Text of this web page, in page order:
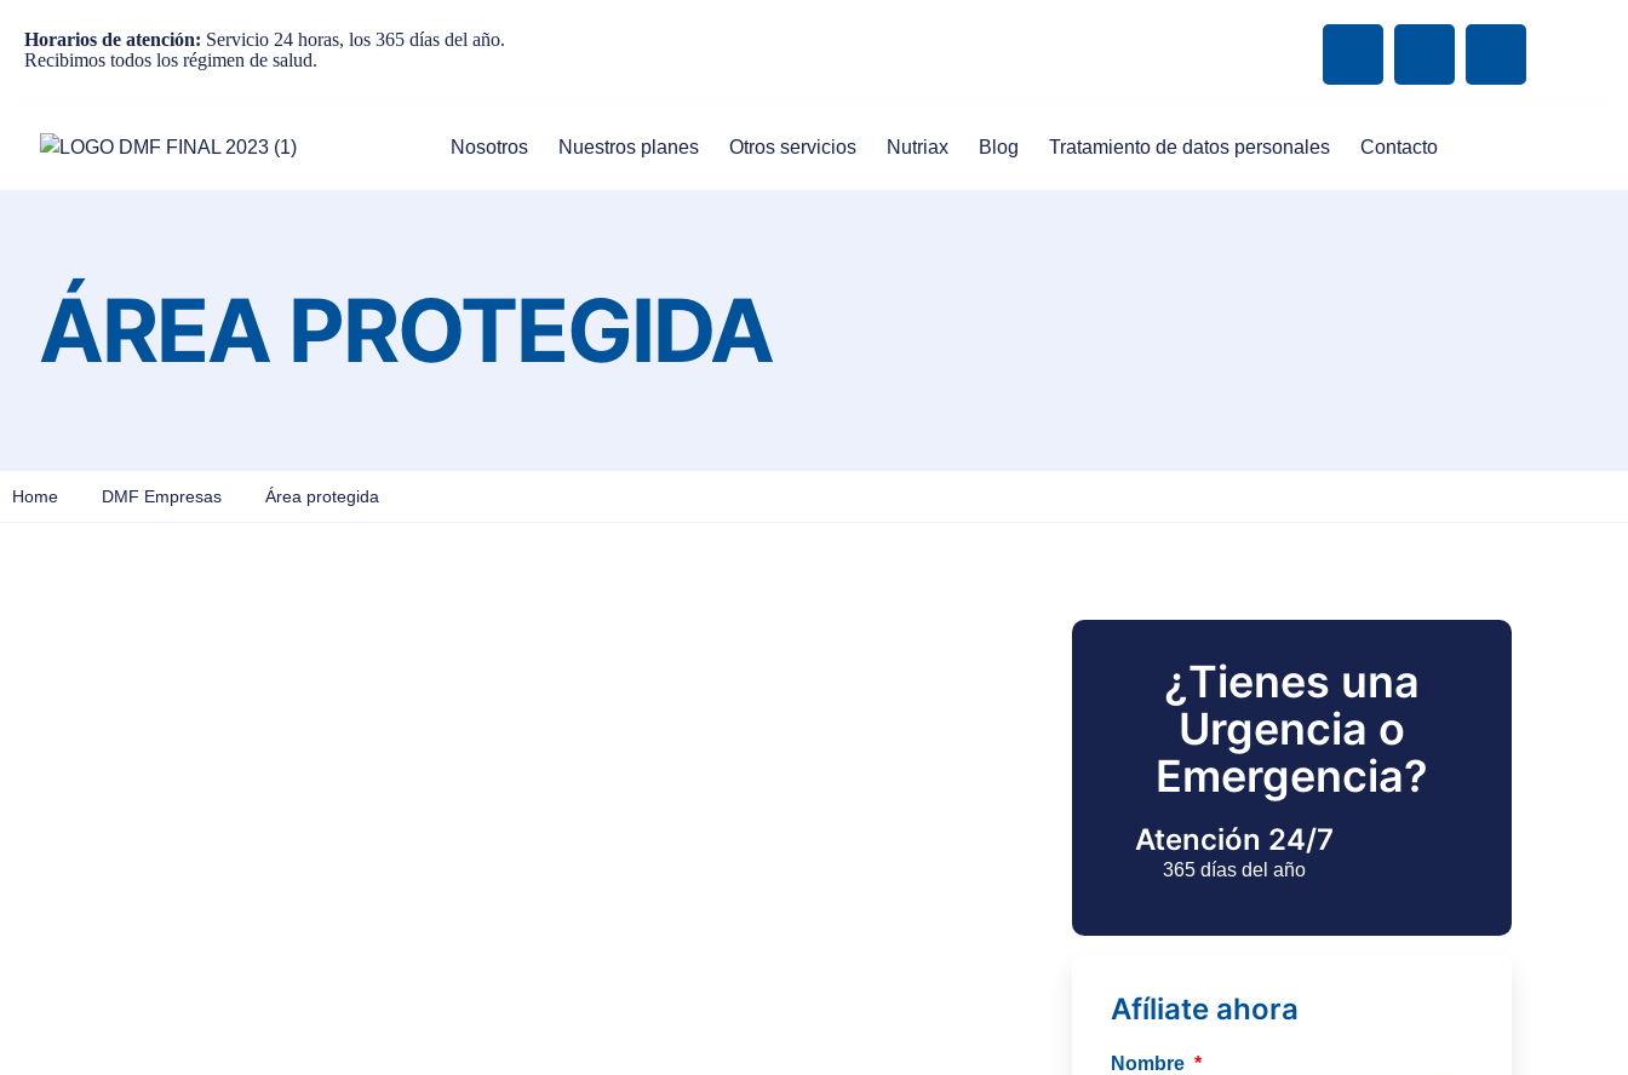
Horarios de atención: Servicio 24 horas, los 365 días del año.
Recibimos todos los régimen de salud.
Nosotros Nuestros planes Otros servicios Nutriax Blog Tratamiento de datos personales Contacto
ÁREA PROTEGIDA
Home DMF Empresas Área protegida
¿Tienes una
Urgencia o
Emergencia?
Atención 24/7
365 días del año
Afíliate ahora
Nombre